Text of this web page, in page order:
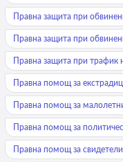
Правна защита при
Правна защита при
Правна защита при трафик
Правна помощ за
Правна помощ за
Правна помощ за
Правна помощ за